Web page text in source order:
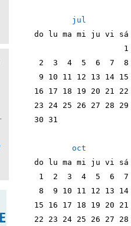
jul
do lu ma mi ju vi
2  3  4  5  6  7
9 10 11 12 13 14
16 17 18 19 20 21
23 24 25 26 27 28
oct
do lu ma mi ju vi
1  2  3  4  5  6
8  9 10 11 12 13
15 16 17 18 19 20
22 23 24 25 26 27